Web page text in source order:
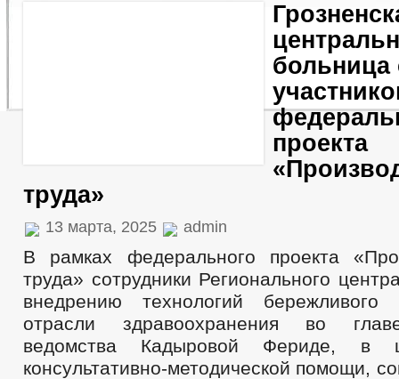
больница
проекта
труда»
13 марта, 2025 admin
В рамках федерального проекта
труда» сотрудники Регионального
внедрению технологий бережливого
отрасли здравоохранения во
ведомства Кадыровой Фериде, в
консультативно-методической помощи,